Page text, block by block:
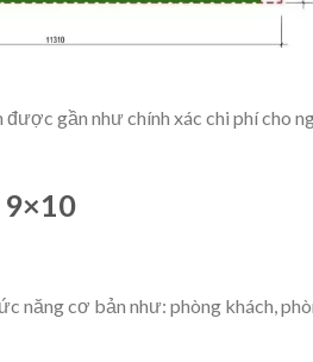
gần như chính xác chi phí cho
9×10
năng cơ bản như: phòng khách,